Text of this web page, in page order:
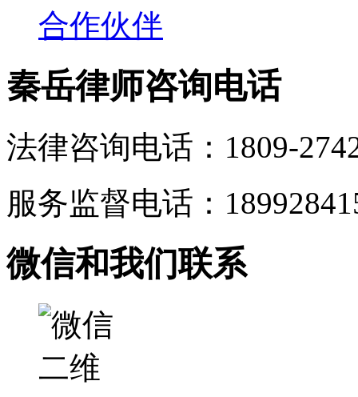
合作伙伴
秦岳律师咨询电话
法律咨询电话：1809-
服务监督电话：
微信和我们联系